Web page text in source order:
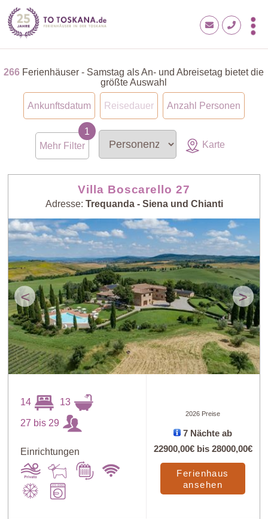
266 Ferienhäuser - Samstag als An- und Abreisetag bietet die
größte Auswahl
Ankunftsdatum Reisedauer Anzahl Personen
Mehr Filter Karte
Villa Boscarello 27
Adresse: Trequanda - Siena und Chianti
< >
14 13
27 bis 29
Einrichtungen
2026 Preise
7 Nächte ab
22900,00€bis 28000,00€
Ferienhaus
ansehen